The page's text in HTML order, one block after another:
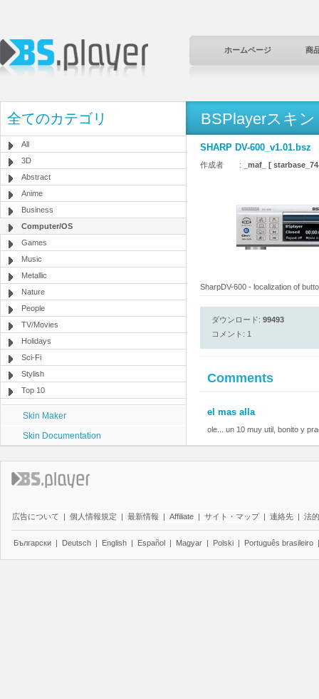
ホームページ 商
全てのカテゴリ
All
3D
Abstract
Anime
Business
Computer/OS
Games
Music
Metallic
Nature
People
TV/Movies
Holidays
Sci-Fi
Stylish
Top 10
Skin Maker
Skin Documentation
BSPlayerスキン
SHARP DV-600_v1.01.bsz
作成者 : _maf_ [
SharpDV-600 - localization of
ダウンロード: 99493
コメント: 1
Comments
el mas alla
ole... un 10 muy util, bonito y
広告について | 個人情報規定 | 最新情報 | Affiliate | サイト・マップ | 連絡先 | 法
Български | Deutsch | English | Español | Magyar | Polski | Português brasileiro